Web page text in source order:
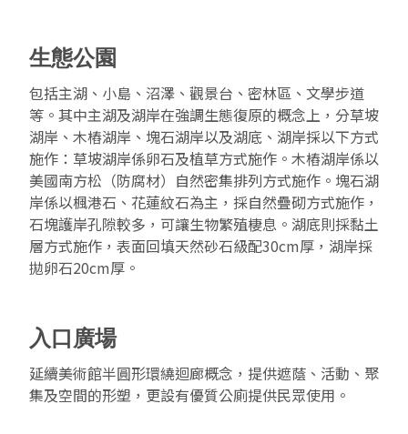
生態公園
包括主湖、小島、沼澤、觀景台、密林區、文學步道
等。其中主湖及湖岸在強調生態復原的概念上，分草坡
湖岸、木樁湖岸、塊石湖岸以及湖底、湖岸採以下方式
施作：草坡湖岸係卵石及植草方式施作。木樁湖岸係以
美國南方松（防腐材）自然密集排列方式施作。塊石湖
岸係以楓港石、花蓮紋石為主，採自然疊砌方式施作，
石塊護岸孔隙較多，可讓生物繁殖棲息。湖底則採黏土
層方式施作，表面回填天然砂石級配30cm厚，湖岸採
拋卵石20cm厚。
入口廣場
延續美術館半圓形環繞迴廊概念，提供遮蔭、活動、聚
集及空間的形塑，更設有優質公廁提供民眾使用。